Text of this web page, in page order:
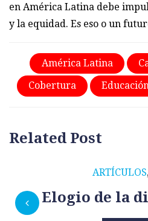
en América Latina debe
y la equidad. Es eso o un
América Latina
Cobertura
Related Post
ARTÍCULOS
Elogio de la